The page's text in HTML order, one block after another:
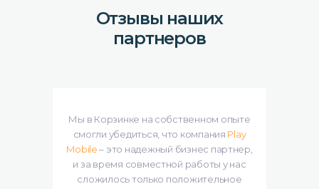
Отзывы наших
партнеров
Мы в Корзинке на собственном опыте
смогли убедиться, что компания Play
Mobile– это надежный бизнес партнер,
и за время совместной работы у нас
сложилось только положительное